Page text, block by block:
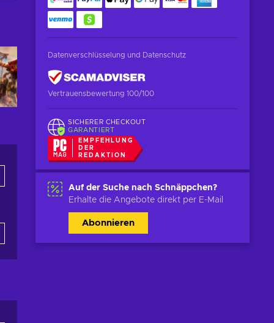
Datenverschlüsselung und Datenschutz
Vertrauensbewertung 100/100
SICHERER CHECKOUT
GARANTIERT
EMPFEHLUNG
DER
REDAKTION
Auf der Suche nach Schnäppchen?
Erhalte die Angebote direkt per E-Mail
Abonnieren